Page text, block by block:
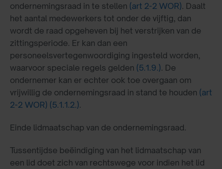
ondernemingsraad in te stellen (art 2-2 WOR). Daalt
het aantal medewerkers tot onder de vijftig, dan
wordt de raad opgeheven bij het verstrijken van de
zittingsperiode. Er kan dan een
personeelsvertegenwoordiging ingesteld worden,
waarvoor speciale regels gelden (5.1.9.). De
ondernemer kan er echter ook toe overgaan om
vrijwillig de ondernemingsraad in stand te houden (art
2-2 WOR) (5.1.1.2.).
Einde lidmaatschap van de ondernemingsraad.
Tussentijdse beëindiging van het lidmaatschap van
een lid doet zich van rechtswege voor indien het lid